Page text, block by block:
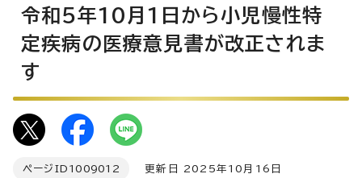
令和5年10月1日から小児慢性特
定疾病の医療意見書が改正されま
す
ページID 1009012 更新日 2025年10月16日